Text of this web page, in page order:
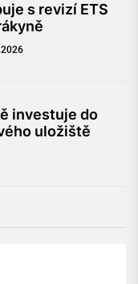
s revizí ETS
investuje do
uložiště